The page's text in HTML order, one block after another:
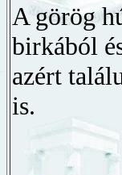
A görög
birkából
azért
is.